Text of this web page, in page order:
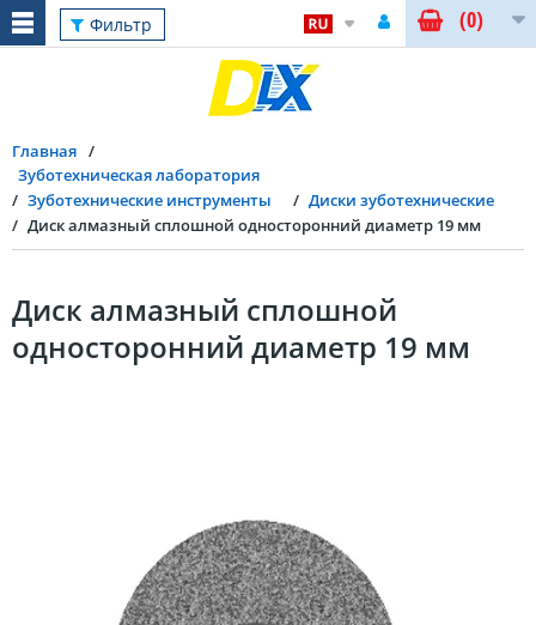
Фильтр (0)
Главная
Зуботехническая лаборатория
Зуботехнические инструменты
Диски зуботехнические
Диск алмазный сплошной односторонний диаметр 19 мм
Диск алмазный сплошной
односторонний диаметр 19 мм